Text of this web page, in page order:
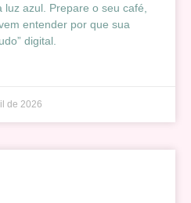
luz azul. Prepare o seu café,
entender por que sua
digital.
de 2026